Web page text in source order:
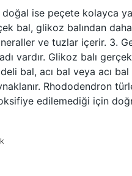
ise peçete kolayca
bal, glikoz balından
ve tuzlar içerir. 3.
vardır. Glikoz balı
bal, acı bal veya acı
Rhododendron
edilemediği için